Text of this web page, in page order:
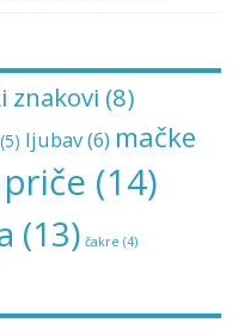
znakovi (8)
(5) ljubav(6) mačke
priče (14)
(13) čakre (4)